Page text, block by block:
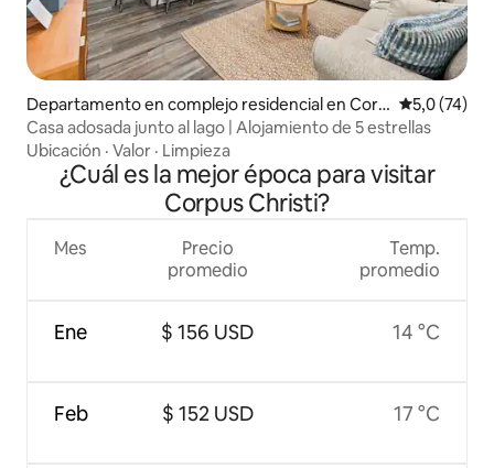
Departamento en complejo residencial en Corp
us Christi
Calificación
5,0 (74)
Casa adosada junto al lago | Alojamiento de 5 estrellas
Ubicación · Valor · Limpieza
¿Cuál es la mejor época para visitar
Corpus Christi?
Mes
Ene
Feb
Precio
promedio
$ 156 USD
$ 152 USD
Temp.
promedio
14 °C
17 °C